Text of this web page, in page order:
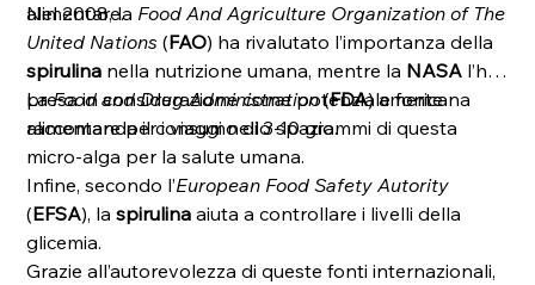
alimentare.
Nel 2008, la Food And Agriculture Organization of The
United Nations (FAO) ha rivalutato l’importanza della
spirulina nella nutrizione umana, mentre la NASA l’ha
presa in considerazione come potenziale fonte
alimentare per i viaggi nello spazio.
LaFood and Drug Administration(FDA) americana
raccomanda il consumo di 3-10 grammi di questa
micro-alga per la salute umana.
Infine, secondo l’European Food Safety Autority
(EFSA), laspirulina aiuta a controllare i livelli della
glicemia.
Grazie all’autorevolezza di queste fonti internazionali,